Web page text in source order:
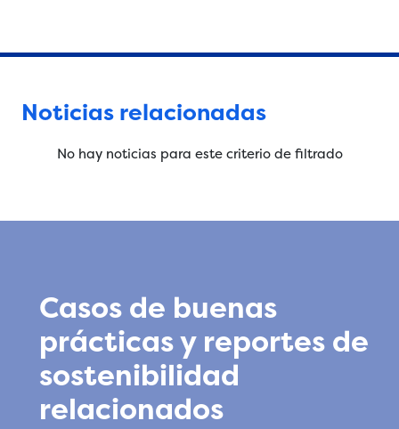
Noticias relacionadas
No hay noticias para este criterio de filtrado
Casos de buenas
prácticas y reportes de
sostenibilidad
relacionados